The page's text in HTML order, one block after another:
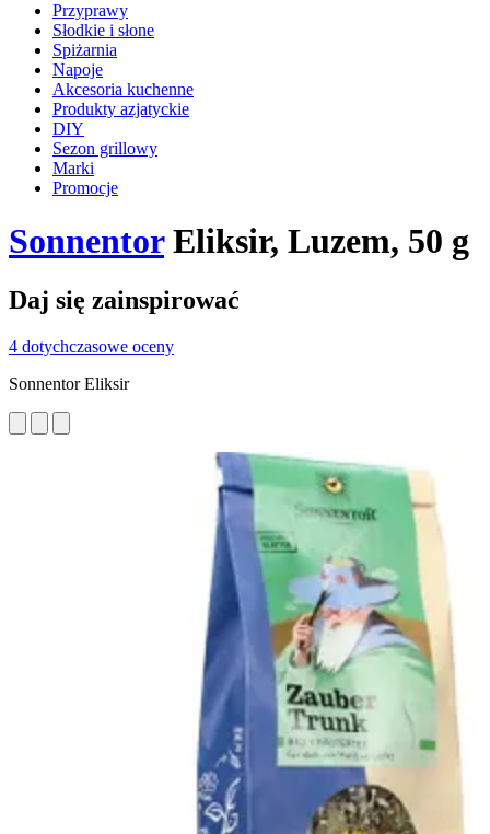
Przyprawy
Słodkie i słone
Spiżarnia
Napoje
Akcesoria kuchenne
Produkty azjatyckie
DIY
Sezon grillowy
Marki
Promocje
SonnentorEliksir, Luzem, 50 g
Daj się zainspirować
4 dotychczasowe oceny
Sonnentor Eliksir